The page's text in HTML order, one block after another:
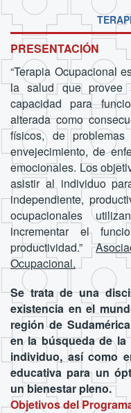
PRESENTACIÓN
“Terapia Ocupacional
la salud que provee
capacidad para
alterada como
físicos, de
envejecimiento, de
emocionales. Los
asistir al individuo
independiente,
ocupacionales
incrementar el
productividad.”
Ocupacional.
Se trata de una
existencia en el
región de
en la búsqueda de la
individuo, así como
educativa para un
un bienestar pleno.
Objetivos del